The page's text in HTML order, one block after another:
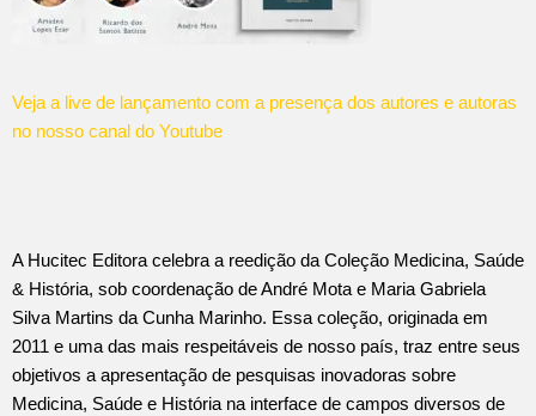
Veja a live de lançamento com a presença dos autores e autoras
no nosso canal do Youtube
A Hucitec Editora celebra a reedição da Coleção Medicina, Saúde
& História, sob coordenação de André Mota e Maria Gabriela
Silva Martins da Cunha Marinho. Essa coleção, originada em
2011 e uma das mais respeitáveis de nosso país, traz entre seus
objetivos a apresentação de pesquisas inovadoras sobre
Medicina, Saúde e História na interface de campos diversos de